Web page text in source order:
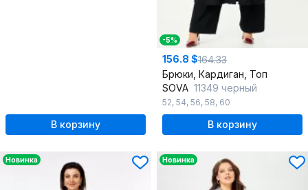
В корзину
-5%
156.8 $164.33
Брюки, Кардиган, Топ
SOVA 11349 черный
52, 54, 56, 58, 60
В корзину
Новинка Новинка